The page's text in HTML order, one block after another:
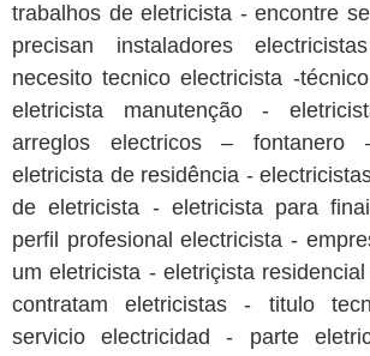
trabalhos de eletricista - encontre
precisan instaladores
necesito tecnico electricista -
eletricista manutenção -
arreglos electricos – fontanero
eletricista de residência -
de eletricista - eletricista para
perfil profesional electricista -
um eletricista - eletriçista
contratam eletricistas - titulo
servicio electricidad - parte